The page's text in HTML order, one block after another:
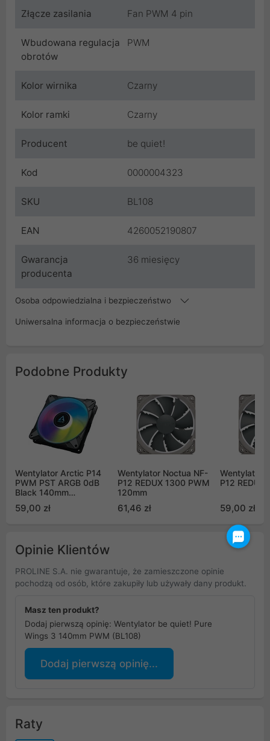
Złącze zasilania Fan PWM 4 pin
Wbudowana regulacja
obrotów
PWM
Kolor wirnika Czarny
Kolor ramki Czarny
Producent be quiet!
Kod 0000004323
SKU BL108
EAN 4260052190807
Gwarancja
producenta
36 miesięcy
Osoba odpowiedzialna i bezpieczeństwo
Uniwersalna informacja o bezpieczeństwie
Podobne Produkty
Wentylator Arctic P14
PWM PST ARGB 0dB
Black 140mm
59,00 zł
Wentylator Noctua NF-
P12 REDUX 1300 PWM
120mm
61,46 zł
Wentylator
P12
59,00 zł
Opinie Klientów
PROLINE S.A. nie gwarantuje, że zamieszczone opinie
pochodzą od osób, które zakupiły lub używały dany produkt.
Masz ten produkt?
Dodaj pierwszą opinię: Wentylator be quiet! Pure
Wings 3 140mm PWM (BL108)
Dodaj pierwszą opinię...
Raty